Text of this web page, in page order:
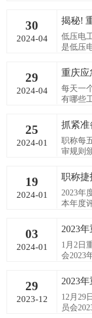
30
2024-04
低压电
是低压
29
2024-04
每天一
有哪些
25
2024-01
职称每
审规则
19
2024-01
2023年
本年度
03
2024-01
1月2日
会2023
29
2023-12
12月29
员会